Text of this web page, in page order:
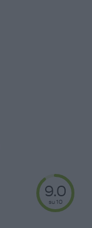
9.0
su 10